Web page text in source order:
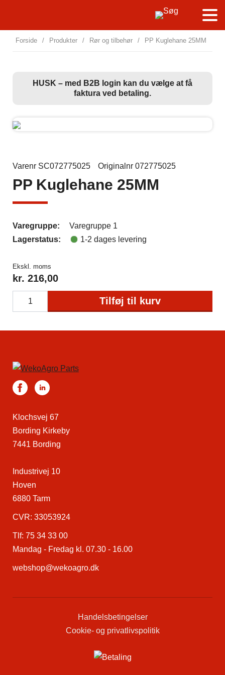
Forside / Produkter / Rør og tilbehør / PP Kuglehane 25MM
HUSK – med B2B login kan du vælge at få
faktura ved betaling.
Varenr SC072775025 Originalnr 072775025
PP Kuglehane 25MM
Varegruppe:
Varegruppe 1
Lagerstatus:
1-2 dages levering
Ekskl. moms
kr. 216,00
Tilføj til kurv
Klochsvej 67
Bording Kirkeby
7441 Bording
Industrivej 10
Hoven
6880 Tarm
CVR: 33053924
Tlf: 75 34 33 00
Mandag - Fredag kl. 07.30 - 16.00
webshop@wekoagro.dk
Handelsbetingelser
Cookie- og privatlivspolitik